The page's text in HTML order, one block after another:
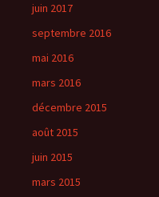
juin 2017
septembre 2016
mai 2016
mars 2016
décembre 2015
août 2015
juin 2015
mars 2015